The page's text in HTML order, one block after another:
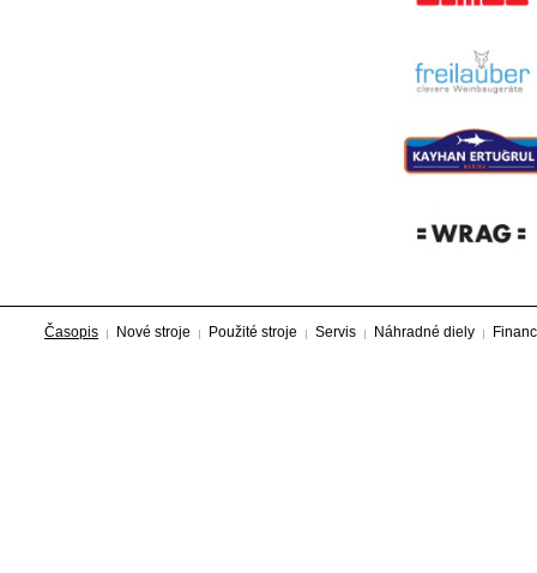
Časopis Nové stroje Použité stroje Servis Náhradné diely